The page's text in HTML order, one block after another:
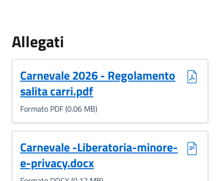
Allegati
Carnevale 2026 - Regolamento
salita carri.pdf
(Formato PDF, 0.06 MB)
Formato PDF (0.06 MB)
Carnevale -Liberatoria-minore-
e-privacy.docx
(Formato DOCX, 0.12 MB)